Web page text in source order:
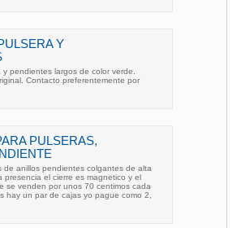
Y
pendientes largos de color verde.
Contacto preferentemente por
PULSERAS,
de anillos pendientes colgantes de alta
presencia el cierre es magnetico y el
se venden por unos 70 centimos cada
hay un par de cajas yo pague como 2,